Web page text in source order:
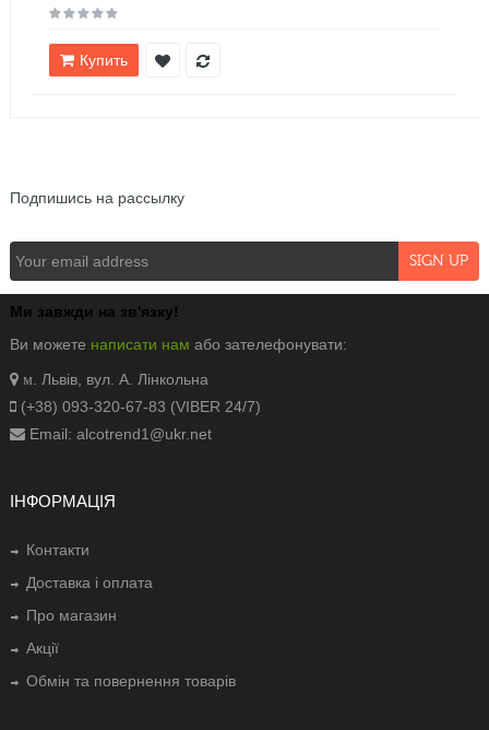
Купить
Подпишись на рассылку
Ми завжди на зв'язку!
Ви можете написати нам або зателефонувати:
м
. Львів, вул. А. Лінкольна
(+38) 093-320-67-83 (VIBER 24/7)
Email: alcotrend1@ukr.net
ІНФОРМАЦІЯ
Контакти
Доставка і оплата
Про магазин
Акції
Обмін та повернення товарів